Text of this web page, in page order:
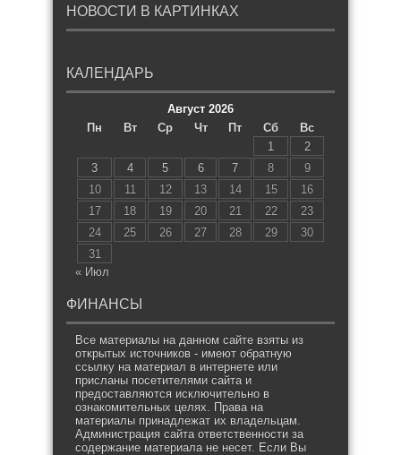
НОВОСТИ В КАРТИНКАХ
КАЛЕНДАРЬ
Август 2026
Пн
Вт Ср Чт Пт Сб
Вс
1
2
3
4 5 6 7 8
9
10
11 12 13 14 15
16
17
18 19 20 21 22
23
24
25 26 27 28 29
30
31
« Июл
ФИНАНСЫ
Все материалы на данном сайте взяты из
открытых источников - имеют обратную
ссылку на материал в интернете или
присланы посетителями сайта и
предоставляются исключительно в
ознакомительных целях. Права на
материалы принадлежат их владельцам.
Администрация сайта ответственности за
содержание материала не несет. Если Вы